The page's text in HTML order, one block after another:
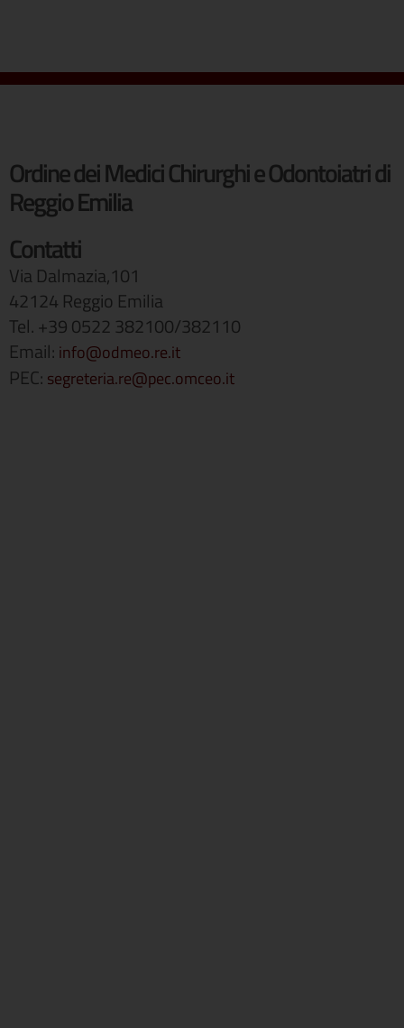
Ordine dei Medici Chirurghi e Odontoiatri di
Reggio Emilia
Contatti
Via Dalmazia,101
42124 Reggio Emilia
Tel. +39 0522 382100/382110
Email: info@odmeo.re.it
PEC: segreteria.re@pec.omceo.it